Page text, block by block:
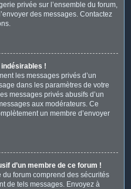
privée sur l’ensemble du forum,
des messages. Contactez
!
les messages privés d’un
dans les paramètres de votre
messages privés abusifs d’un
aux modérateurs. Ce
un membre d’envoyer
d’un membre de ce forum !
forum comprend des sécurités
de tels messages. Envoyez à